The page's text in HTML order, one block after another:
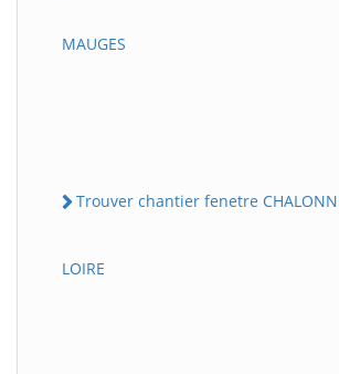
MAUGES
Trouver chantier fenetre
LOIRE